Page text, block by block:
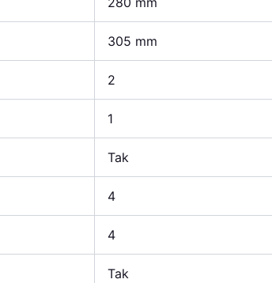
305 mm
2
1
Tak
4
4
Tak